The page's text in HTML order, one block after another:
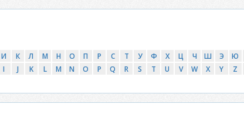
И К Л М Н О П Р С Т У Ф Х Ц Ч Ш Э Ю
I J K L M N O P Q R S T U V W X Y Z